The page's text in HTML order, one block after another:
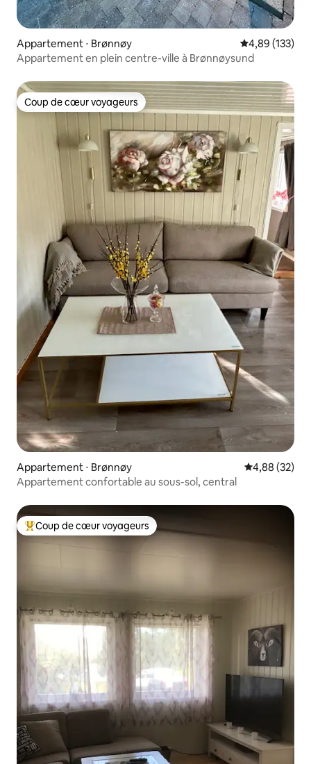
Appartement ⋅ Brønnøy Évaluation
4,89 (133)
Appartement en plein centre-ville à Brønnøysund
Coup de cœur voyageurs
Coup de cœur voyageurs
Appartement ⋅ Brønnøy Évaluation
4,88 (32)
Appartement confortable au sous-sol, central
Coups de cœur voyageurs les plus appréciés
Coup de cœur voyageurs